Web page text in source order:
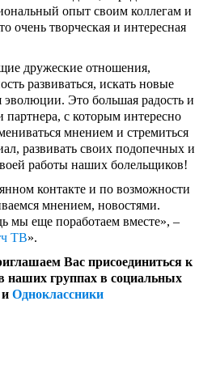
опыт своим коллегам и
очень творческая и интересная
дружеские отношения,
развиваться, искать новые
Это большая радость и
партнера, с которым интересно
мнением и стремиться
развивать своих подопечных и
работы наших болельщиков!
контакте и по возможности
мнением, новостями.
мы еще поработаем вместе», –
ТВ».
Вас присоединиться к
наших группах в социальных
и Одноклассники